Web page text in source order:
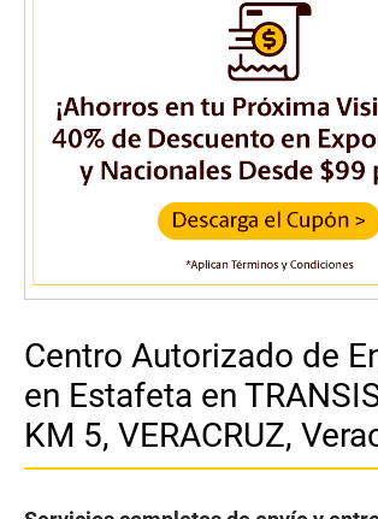
Centro Autorizado de
en Estafeta en
KM 5, VERACRUZ,